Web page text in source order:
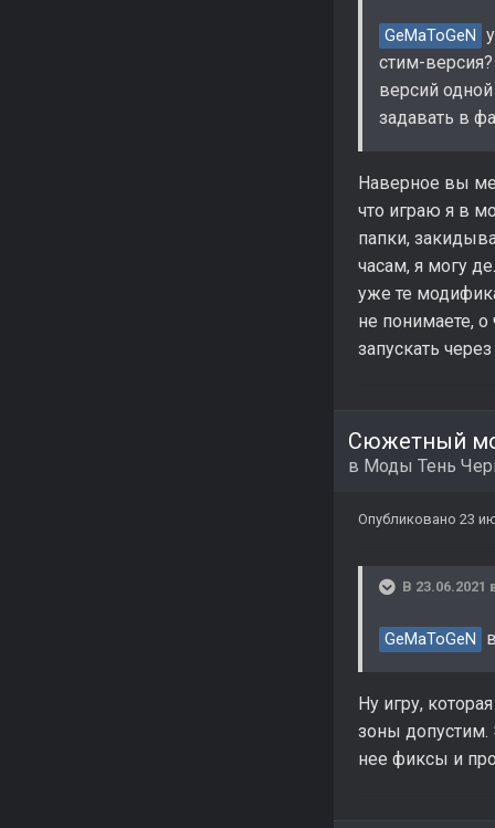
GeMaToGeN
стим-
версий
задавать в
Наверное вы
что играю я в
папки,
часам, я могу
уже те
не понимаете,
запускать
Сюжетный
в Моды Тень
Опубликовано 23
В 23.06.2021
GeMaToGeN
Ну игру,
зоны допустим.
нее фиксы и